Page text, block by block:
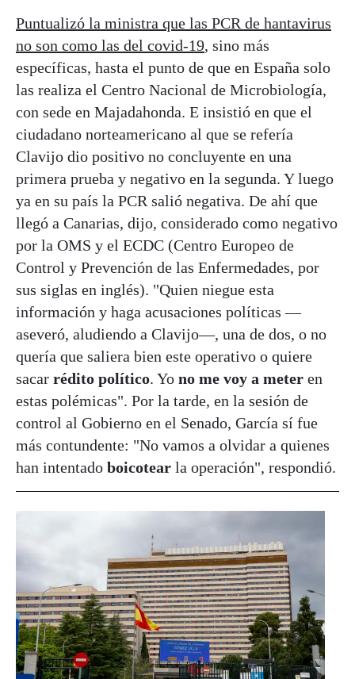
Puntualizó la ministra que las PCR de hantavirus
no son como las del covid-19, sino más
específicas, hasta el punto de que en España solo
las realiza el Centro Nacional de Microbiología,
con sede en Majadahonda. E insistió en que el
ciudadano norteamericano al que se refería
Clavijo dio positivo no concluyente en una
primera prueba y negativo en la segunda. Y luego
ya en su país la PCR salió negativa. De ahí que
llegó a Canarias, dijo, considerado como negativo
por la OMS y el ECDC (Centro Europeo de
Control y Prevención de las Enfermedades, por
sus siglas en inglés). "Quien niegue esta
información y haga acusaciones políticas —
aseveró, aludiendo a Clavijo—, una de dos, o no
quería que saliera bien este operativo o quiere
sacar rédito político. Yo no me voy a meter en
estas polémicas". Por la tarde, en la sesión de
control al Gobierno en el Senado, García sí fue
más contundente: "No vamos a olvidar a quienes
han intentado boicotear la operación", respondió.